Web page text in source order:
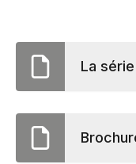
La